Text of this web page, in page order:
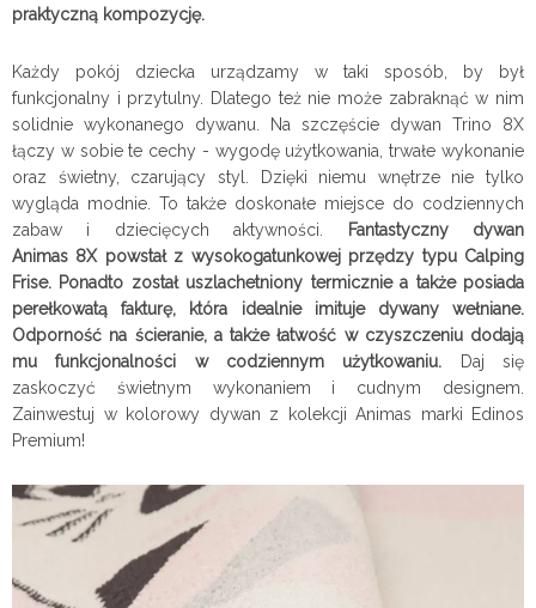
praktyczną kompozycję.
Każdy pokój dziecka urządzamy w taki sposób, by był
funkcjonalny i przytulny. Dlatego też nie może zabraknąć w nim
solidnie wykonanego dywanu. Na szczęście dywan Trino 8X
łączy w sobie te cechy - wygodę użytkowania, trwałe wykonanie
oraz świetny, czarujący styl. Dzięki niemu wnętrze nie tylko
wygląda modnie. To także doskonałe miejsce do codziennych
zabaw i dziecięcych aktywności.
Fantastyczny dywan
Animas 8Xpowstał z wysokogatunkowej przędzy typu Calping
Frise. Ponadto został uszlachetniony termicznie a także posiada
perełkowatą fakturę, która idealnie imituje dywany wełniane.
Odporność na ścieranie, a także łatwość w czyszczeniu dodają
mu funkcjonalności w codziennym użytkowaniu.
Daj się
zaskoczyć świetnym wykonaniem i cudnym designem.
Zainwestuj w kolorowy dywan z kolekcji Animas marki Edinos
Premium!